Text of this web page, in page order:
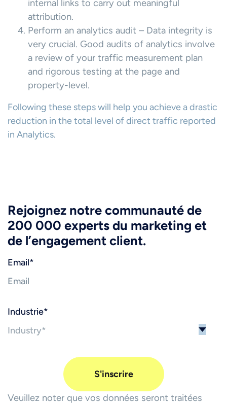
internal links to carry out meaningful
attribution.
Perform an analytics audit – Data integrity is
very crucial. Good audits of analytics involve
a review of your traffic measurement plan
and rigorous testing at the page and
property-level.
Following these steps will help you achieve a drastic
reduction in the total level of direct traffic reported
in Analytics.
Rejoignez notre communauté de
200 000 experts du marketing et
de l’engagement client.
Email*
Industrie*
Veuillez noter que vos données seront traitées